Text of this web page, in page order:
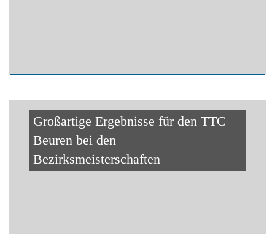
Großartige Ergebnisse für den TTC
Beuren bei den
Bezirksmeisterschaften